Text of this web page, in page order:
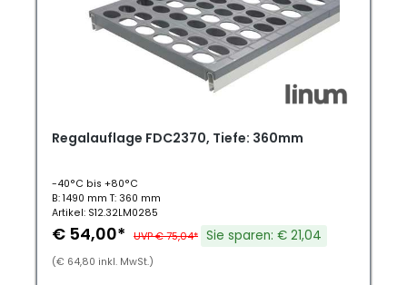
Regalauflage FDC2370, Tiefe: 360mm
-40°C bis +80°C
B: 1490 mm T: 360 mm
Artikel: S12.32LM0285
€ 54,00* UVP € 75,04* Sie sparen: € 21,04
(€ 64,80 inkl. MwSt.)